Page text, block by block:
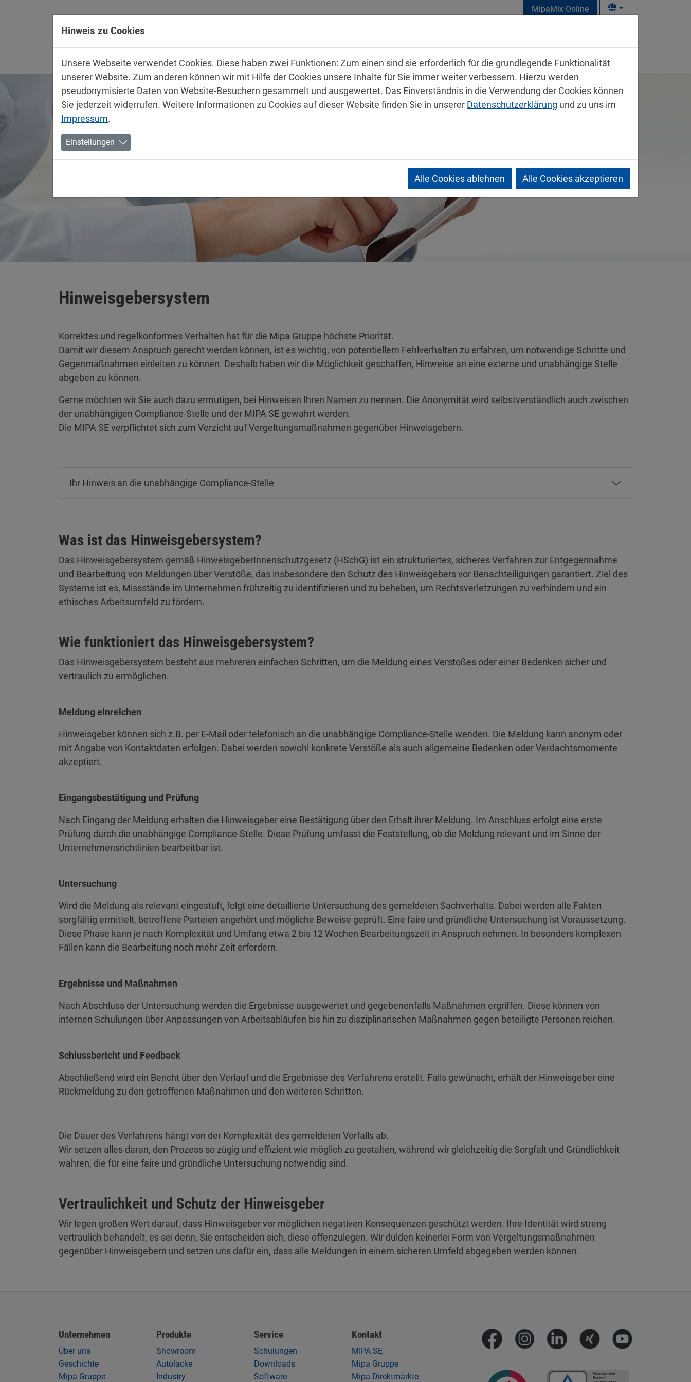
MipaMix Online
Unternehmen Produkte Service Karriere Kontakt
Hinweisgebersystem
Korrektes und regelkonformes Verhalten hat für die Mipa Gruppe höchste Priorität.
Damit wir diesem Anspruch gerecht werden können, ist es wichtig, von potentiellem Fehlverhalten zu erfahren, um notwendige Schritte und
Gegenmaßnahmen einleiten zu können. Deshalb haben wir die Möglichkeit geschaffen, Hinweise an eine externe und unabhängige Stelle
abgeben zu können.
Gerne möchten wir Sie auch dazu ermutigen, bei Hinweisen Ihren Namen zu nennen. Die Anonymität wird selbstverständlich auch zwischen
der unabhängigen Compliance-Stelle und der MIPA SE gewahrt werden.
Die MIPA SE verpflichtet sich zum Verzicht auf Vergeltungsmaßnahmen gegenüber Hinweisgebern.
Ihr Hinweis an die unabhängige Compliance-Stelle
Was ist das Hinweisgebersystem?
Das Hinweisgebersystem gemäß HinweisgeberInnenschutzgesetz (HSchG) ist ein strukturiertes, sicheres Verfahren zur Entgegennahme
und Bearbeitung von Meldungen über Verstöße, das insbesondere den Schutz des Hinweisgebers vor Benachteiligungen garantiert. Ziel des
Systems ist es, Missstände im Unternehmen frühzeitig zu identifizieren und zu beheben, um Rechtsverletzungen zu verhindern und ein
ethisches Arbeitsumfeld zu fördern.
Wie funktioniert das Hinweisgebersystem?
Das Hinweisgebersystem besteht aus mehreren einfachen Schritten, um die Meldung eines Verstoßes oder einer Bedenken sicher und
vertraulich zu ermöglichen.
Meldung einreichen
Hinweisgeber können sich z.B. per E-Mail oder telefonisch an die unabhängige Compliance-Stelle wenden. Die Meldung kann anonym oder
mit Angabe von Kontaktdaten erfolgen. Dabei werden sowohl konkrete Verstöße als auch allgemeine Bedenken oder Verdachtsmomente
akzeptiert.
Eingangsbestätigung und Prüfung
Nach Eingang der Meldung erhalten die Hinweisgeber eine Bestätigung über den Erhalt ihrer Meldung. Im Anschluss erfolgt eine erste
Prüfung durch die unabhängige Compliance-Stelle. Diese Prüfung umfasst die Feststellung, ob die Meldung relevant und im Sinne der
Unternehmensrichtlinien bearbeitbar ist.
Untersuchung
Wird die Meldung als relevant eingestuft, folgt eine detaillierte Untersuchung des gemeldeten Sachverhalts. Dabei werden alle Fakten
sorgfältig ermittelt, betroffene Parteien angehört und mögliche Beweise geprüft. Eine faire und gründliche Untersuchung ist Voraussetzung.
Diese Phase kann je nach Komplexität und Umfang etwa 2 bis 12 Wochen Bearbeitungszeit in Anspruch nehmen. In besonders komplexen
Fällen kann die Bearbeitung noch mehr Zeit erfordern.
Ergebnisse und Maßnahmen
Nach Abschluss der Untersuchung werden die Ergebnisse ausgewertet und gegebenenfalls Maßnahmen ergriffen. Diese können von
internen Schulungen über Anpassungen von Arbeitsabläufen bis hin zu disziplinarischen Maßnahmen gegen beteiligte Personen reichen.
Schlussbericht und Feedback
Abschließend wird ein Bericht über den Verlauf und die Ergebnisse des Verfahrens erstellt. Falls gewünscht, erhält der Hinweisgeber eine
Rückmeldung zu den getroffenen Maßnahmen und den weiteren Schritten.
Die Dauer des Verfahrens hängt von der Komplexität des gemeldeten Vorfalls ab.
Wir setzen alles daran, den Prozess so zügig und effizient wie möglich zu gestalten, während wir gleichzeitig die Sorgfalt und Gründlichkeit
wahren, die für eine faire und gründliche Untersuchung notwendig sind.
Vertraulichkeit und Schutz der Hinweisgeber
Wir legen großen Wert darauf, dass Hinweisgeber vor möglichen negativen Konsequenzen geschützt werden. Ihre Identität wird streng
vertraulich behandelt, es sei denn, Sie entscheiden sich, diese offenzulegen. Wir dulden keinerlei Form von Vergeltungsmaßnahmen
gegenüber Hinweisgebern und setzen uns dafür ein, dass alle Meldungen in einem sicheren Umfeld abgegeben werden können.
Unternehmen
Über uns
Geschichte
Mipa Gruppe
Produkte
Showroom
Autolacke
Industry
Service
Schulungen
Downloads
Software
Kontakt
MIPA SE
Mipa Gruppe
Mipa Direktmärkte
Hinweis zu Cookies
Unsere Webseite verwendet Cookies. Diese haben zwei Funktionen: Zum einen sind sie erforderlich für die grundlegende Funktionalität
unserer Website. Zum anderen können wir mit Hilfe der Cookies unsere Inhalte für Sie immer weiter verbessern. Hierzu werden
pseudonymisierte Daten von Website-Besuchern gesammelt und ausgewertet. Das Einverständnis in die Verwendung der Cookies können
Sie jederzeit widerrufen. Weitere Informationen zu Cookies auf dieser Website finden Sie in unserer Datenschutzerklärung und zu uns im
Impressum.
Einstellungen
Alle Cookies ablehnen Alle Cookies akzeptieren